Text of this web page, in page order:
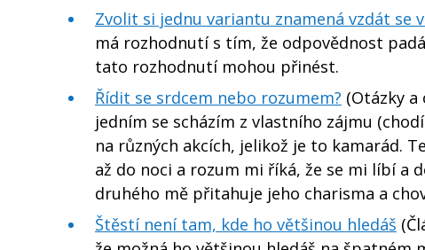
Zvolit si jednu variantu znamená vzdát se
má rozhodnutí s tím, že odpovědnost
tato rozhodnutí mohou přinést.
Řídit se srdcem nebo rozumem? (Otázky a
jedním se scházím z vlastního zájmu
na různých akcích, jelikož je to kamarád.
až do noci a rozum mi říká, že se mi líbí a
druhého mě přitahuje jeho charisma a
Štěstí není tam, kde ho většinou hledáš